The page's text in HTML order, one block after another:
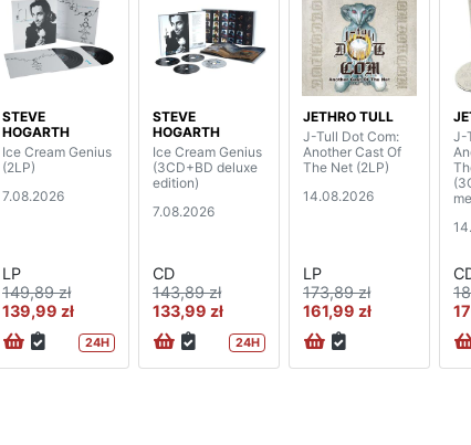
STEVE
HOGARTH
Ice Cream Genius
(2LP)
7.08.2026
LP
149,89 zł
139,99 zł
24H
STEVE
HOGARTH
Ice Cream Genius
(3CD+BD deluxe
edition)
7.08.2026
CD
143,89 zł
133,99 zł
24H
JETHRO TULL
J-Tull Dot Com:
Another Cast Of
The Net (2LP)
14.08.2026
LP
173,89 zł
161,99 zł
J-